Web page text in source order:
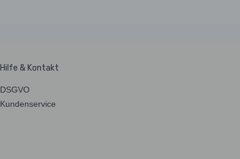
Hilfe & Kontakt
DSGVO
Kundenservice